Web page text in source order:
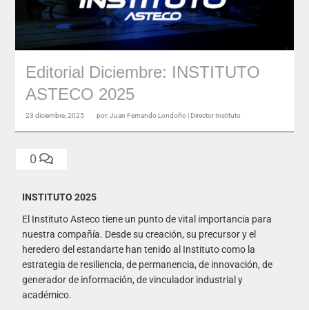
Editorial Diciembre: INSTITUTO
ASTECO 2025
23 diciembre, 2025 por: Juan Fernando Londoño | Director Instituto
0
INSTITUTO 2025
El Instituto Asteco tiene un punto de vital importancia para
nuestra compañía. Desde su creación, su precursor y el
heredero del estandarte han tenido al Instituto como la
estrategia de resiliencia, de permanencia, de innovación, de
generador de información, de vinculador industrial y
académico.